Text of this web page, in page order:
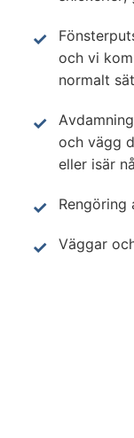
och vi
normalt
och vägg
eller isär
Väggar